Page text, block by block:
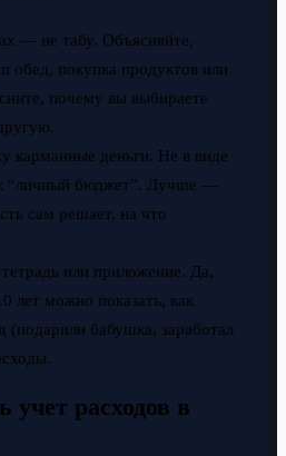
— не табу. Объясняйте,
обед, покупка продуктов или
почему вы выбираете
карманные деньги. Не в виде
“личный бюджет”. Лучше —
сам решает, на что
или приложение. Да,
лет можно показать, как
(подарили бабушка, заработал
учет расходов в